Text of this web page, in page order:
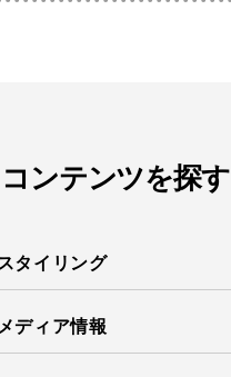
コンテンツを探す
タイリング
ディア情報